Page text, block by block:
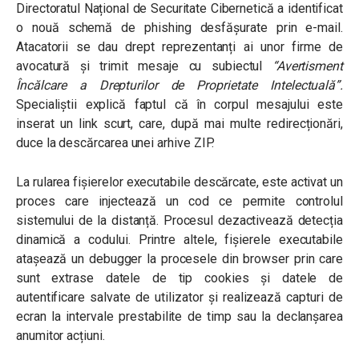
Directoratul Național de Securitate Cibernetică a identificat
o nouă schemă de phishing desfășurate prin e-mail.
Atacatorii se dau drept reprezentanți ai unor firme de
avocatură și trimit mesaje cu subiectul
“Avertisment
Încălcare a Drepturilor de Proprietate Intelectuală”.
Specialiștii explică faptul că în corpul mesajului este
inserat un link scurt, care, după mai multe redirecționări,
duce la descărcarea unei arhive ZIP.
La rularea fișierelor executabile descărcate, este activat un
proces care injectează un cod ce permite controlul
sistemului de la distanță. Procesul dezactivează detecția
dinamică a codului. Printre altele, fișierele executabile
atașează un debugger la procesele din browser prin care
sunt extrase datele de tip cookies și datele de
autentificare salvate de utilizator și realizează capturi de
ecran la intervale prestabilite de timp sau la declanșarea
anumitor acțiuni.